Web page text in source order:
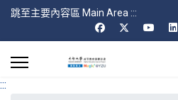
跳至主要內容區 Main Area :::
:::